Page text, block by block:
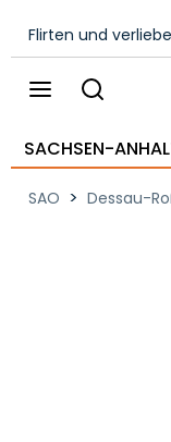
Flirten und
SACHSEN-
SAO > Dessau-